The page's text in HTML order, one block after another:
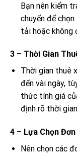
Bạn nên kiểm
chuyển để
tải hoặc không
3 – Thời Gian
Thời gian thuê
đến vài ngày,
thức tính giá
định rõ thời
4 – Lựa Chọn
Nên chọn các